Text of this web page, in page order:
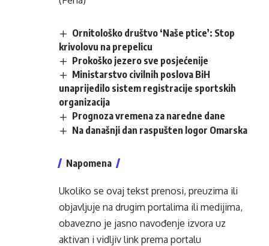
Ornitološko društvo ‘Naše ptice’: Stop
krivolovu na prepelicu
Prokoško jezero sve posjećenije
Ministarstvo civilnih poslova BiH
unaprijedilo sistem registracije sportskih
organizacija
Prognoza vremena za naredne dane
Na današnji dan raspušten logor Omarska
Napomena
Ukoliko se ovaj tekst prenosi, preuzima ili
objavljuje na drugim portalima ili medijima,
obavezno je jasno navođenje izvora uz
aktivan i vidljiv link prema portalu